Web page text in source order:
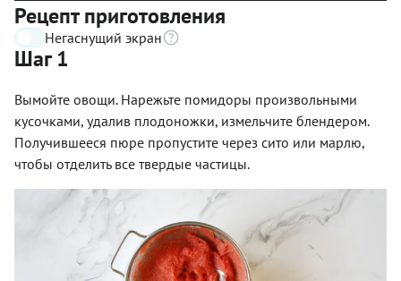
Рецепт приготовления
Негаснущий экран
Шаг 1
Вымойте овощи. Нарежьте помидоры произвольными
кусочками, удалив плодоножки, измельчите блендером.
Получившееся пюре пропустите через сито или марлю,
чтобы отделить все твердые частицы.